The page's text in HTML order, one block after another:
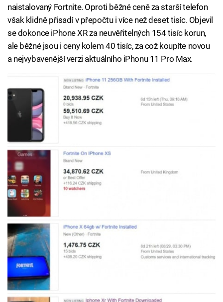
naistalovaný Fortnite. Oproti běžné ceně za starší telefon
však klidně přisadí v přepočtu i více než deset tisíc. Objevil
se dokonce iPhone XR za neuvěřitelných 154 tisíc korun,
ale běžné jsou i ceny kolem 40 tisíc, za což koupíte novou
a nejvybavenější verzi aktuálního iPhonu 11 Pro Max.